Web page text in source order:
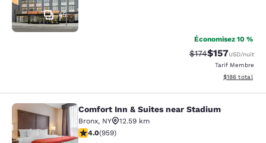
45
Économisez 10 %
Tarif barré :
$174Tarif réduit :
$157USD/nuit
Tarif Membre
Afficher les
$186 total
Comfort Inn & Suites near Stadium
Comfort Inn & Suites near Stadium
Bronx, NY
12.59 km
3.98 étoiles. Bien. 959 commentaires
4.0(959)